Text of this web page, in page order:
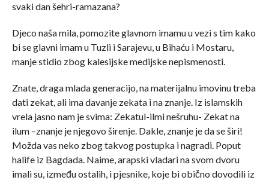
svaki dan šehri-ramazana?
Djeco naša mila, pomozite glavnom imamu u vezi s tim kako
bi se glavni imam u Tuzli i Sarajevu, u Bihaću i Mostaru,
manje stidio zbog kalesijske medijske nepismenosti.
Znate, draga mlada generacijo, na materijalnu imovinu treba
dati zekat, ali ima davanje zekata i na znanje. Iz islamskih
vrela jasno nam je svima: Zekatul-ilmi nešruhu- Zekat na
ilum –znanje je njegovo širenje. Dakle, znanje je da se širi!
Možda vas neko zbog takvog postupka i nagradi. Poput
halife iz Bagdada. Naime, arapski vladari na svom dvoru
imali su, između ostalih, i pjesnike, koje bi obično dovodili iz